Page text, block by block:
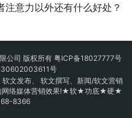
意力以外还有什么好处？
公司 版权所有 粤ICP备18027777号
号
软文发布、 软文撰写、新闻/软文营销
网络媒体营销效果!★软★功底★硬★
8366